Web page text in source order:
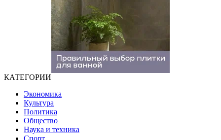
КАТЕГОРИИ
Экономика
Культура
Политика
Общество
Наука и техника
Спорт